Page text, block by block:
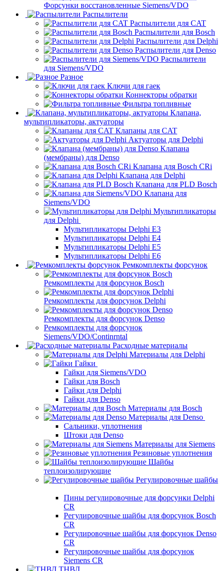
Форсунки восстановленные Siemens/VDO
Распылители
Распылители для CAT
Распылители для Bosch
Распылители для Delphi
Распылители для Denso
Распылители
для Siemens/VDO
Разное
Ключи для гаек
Коннекторы обратки
Фильтра топливные
Клапана,
мультипликаторы, актуаторы
Клапаны для CAT
Актуаторы для Delphi
Клапана
(мембраны) для Denso
Клапана для Bosch CRi
Клапана для Delphi
Клапана для PLD Bosch
Клапана для
Siemens/VDO
Мультипликаторы
для Delphi
Мультипликаторы Delphi E3
Мультипликаторы Delphi E4
Мультипликаторы Delphi E5
Мультипликаторы Delphi E6
Ремкомплекты форсунок
Ремкомплекты для форсунок Bosch
Ремкомплекты для форсунок Delphi
Ремкомплекты для форсунок Denso
Ремкомплекты для форсунок
Siemens/VDO/Continrntal
Расходные материалы
Материалы для Delphi
Гайки
Гайки для Siemens/VDO
Гайки для Bosch
Гайки для Delphi
Гайки для Denso
Материалы для Bosch
Материалы для Denso
Сальники, уплотнения
Штоки для Denso
Материалы для Siemens
Резиновые уплотнения
Шайбы
теплоизолирующие
Регулировочные шайбы
Пины регулировочные для форсунки Delphi
CR
Регулировочные шайбы для форсунок Bosch
CR
Регулировочные шайбы для форсунок Denso
CR
Регулировочные шайбы для форсунок
Siemens CR
ТНВД